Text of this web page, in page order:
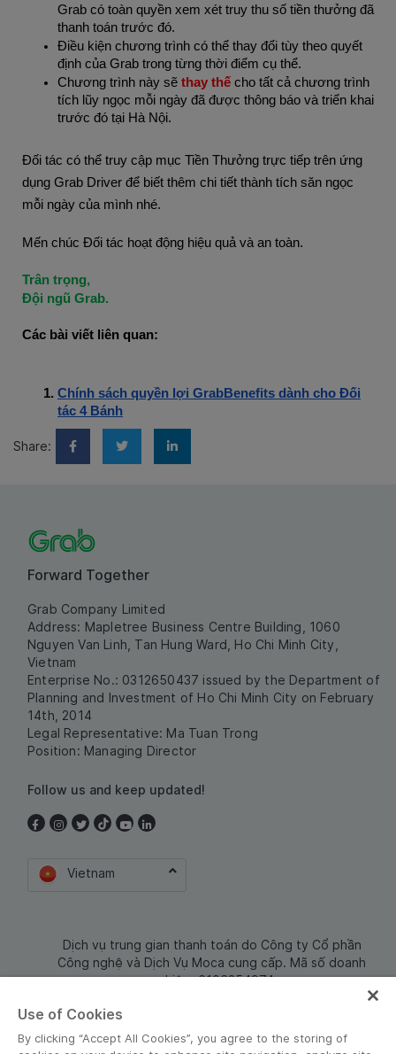
Grab có toàn quyền xem xét truy thu số tiền thưởng đã
thanh toán trước đó.
Điều kiện chương trình có thể thay đổi tùy theo quyết
định của Grab trong từng thời điểm cụ thể.
Chương trình này sẽ thay thế cho tất cả chương trình
tích lũy ngọc mỗi ngày đã được thông báo và triển khai
trước đó tại Hà Nội.
Đối tác có thể truy cập mục Tiền Thưởng trực tiếp trên ứng
dụng Grab Driver để biết thêm chi tiết thành tích săn ngọc
mỗi ngày của mình nhé.
Mến chúc Đối tác hoạt động hiệu quả và an toàn.
Trân trọng,
Đội ngũ Grab.
Các bài viết liên quan:
Chính sách quyền lợi GrabBenefits dành cho Đối
tác 4 Bánh
Share:
Forward Together
Grab Company Limited
Address: Mapletree Business Centre Building, 1060
Nguyen Van Linh, Tan Hung Ward, Ho Chi Minh City,
Vietnam
Enterprise No.: 0312650437 issued by the Department of
Planning and Investment of Ho Chi Minh City on February
14th, 2014
Legal Representative: Ma Tuan Trong
Position: Managing Director
Follow us and keep updated!
Vietnam
Dịch vụ trung gian thanh toán do Công ty Cổ phần
Công nghệ và Dịch Vụ Moca cung cấp. Mã số doanh
nghiệp: 0106254974
Use of Cookies
By clicking “Accept All Cookies”, you agree to the storing of